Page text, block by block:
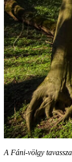
A Fáni-völgy